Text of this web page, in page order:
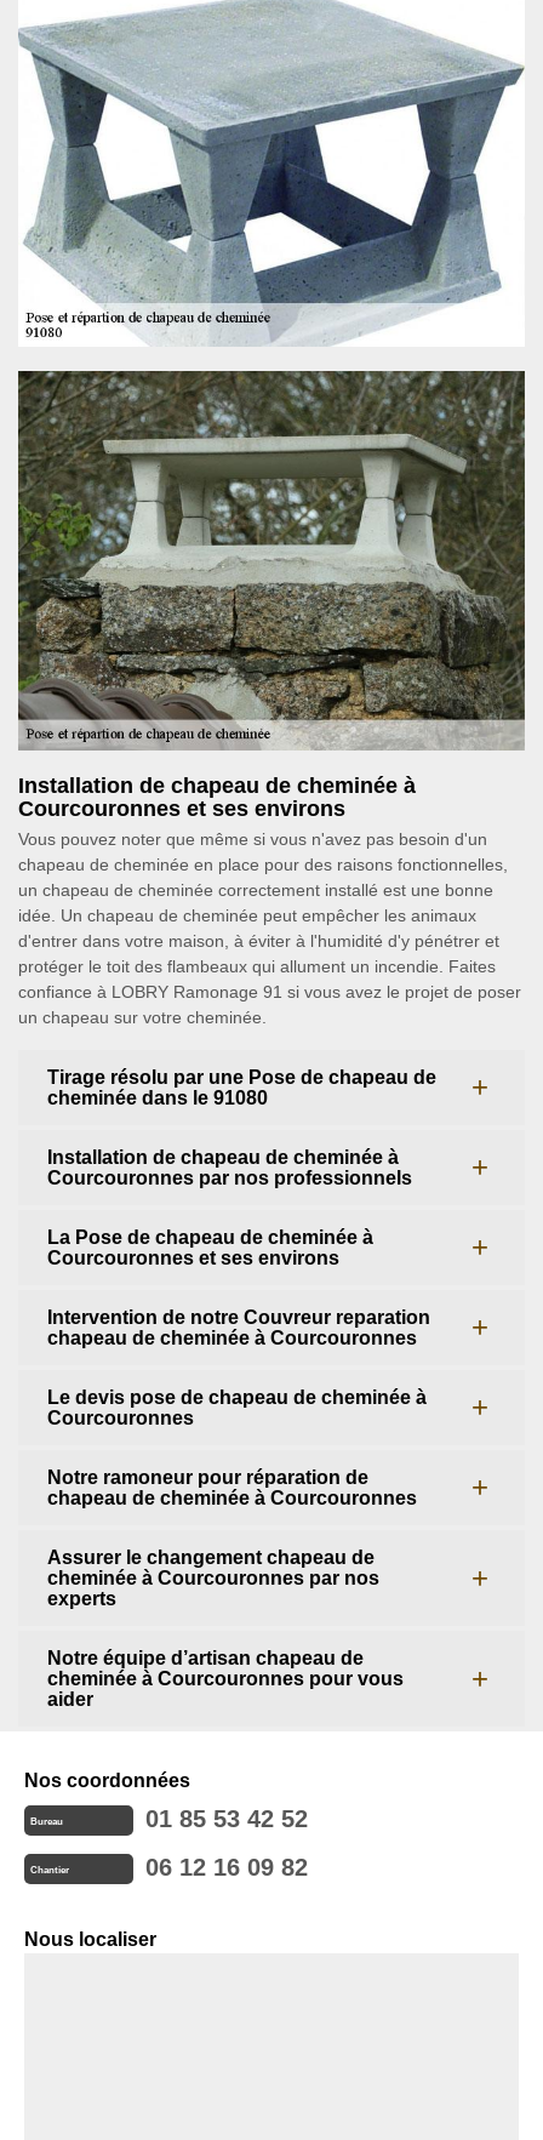
Installation de chapeau de cheminée à
Courcouronnes et ses environs
Vous pouvez noter que même si vous n'avez pas besoin d'un
chapeau de cheminée en place pour des raisons fonctionnelles,
un chapeau de cheminée correctement installé est une bonne
idée. Un chapeau de cheminée peut empêcher les animaux
d'entrer dans votre maison, à éviter à l'humidité d'y pénétrer et
protéger le toit des flambeaux qui allument un incendie. Faites
confiance à LOBRY Ramonage 91 si vous avez le projet de poser
un chapeau sur votre cheminée.
Tirage résolu par une Pose de chapeau de
cheminée dans le 91080
Installation de chapeau de cheminée à
Courcouronnes par nos professionnels
La Pose de chapeau de cheminée à
Courcouronnes et ses environs
Intervention de notre Couvreur reparation
chapeau de cheminée à Courcouronnes
Le devis pose de chapeau de cheminée à
Courcouronnes
Notre ramoneur pour réparation de
chapeau de cheminée à Courcouronnes
Assurer le changement chapeau de
cheminée à Courcouronnes par nos
experts
Notre équipe d’artisan chapeau de
cheminée à Courcouronnes pour vous
aider
Nos coordonnées
Bureau 01 85 53 42 52
Chantier 06 12 16 09 82
Nous localiser